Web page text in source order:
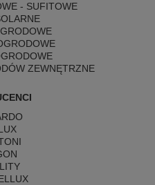
- SUFITOWE
ZEWNĘTRZNE